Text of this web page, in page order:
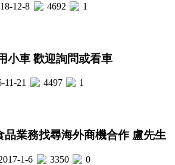
12-8 4692 1
小車 歡迎詢問或看車
11-21 4497 1
品業務找尋海外商機合作 盧先生
1-6 3350 0